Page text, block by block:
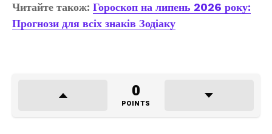
Читайте також: Гороскоп на липень 2026 року:
Прогнози для всіх знаків Зодіаку
0
POINTS